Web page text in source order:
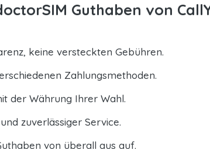
Guthaben von
keine versteckten Gebühren.
Zahlungsmethoden.
der Währung Ihrer Wahl.
zuverlässiger Service.
von überall aus auf.